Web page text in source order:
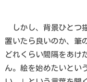
しかし、背景ひとつ
置いたら良いのか、筆
どれくらい間隔をあけ
ん。絵を始めたいとい